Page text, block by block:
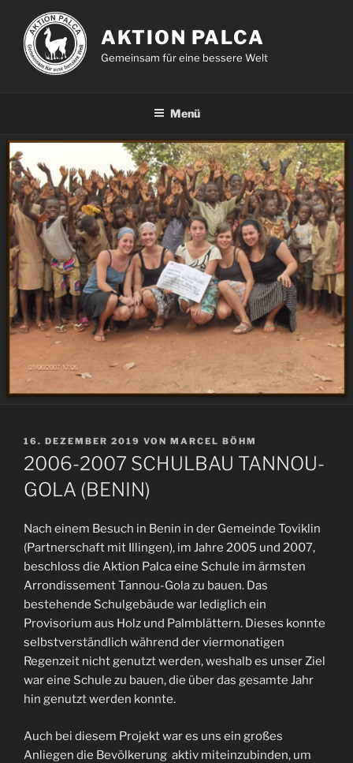
Inhalt
springen
AKTION PALCA
Gemeinsam für eine bessere Welt
Menü
VERÖFFENTLICHT
AM
16. DEZEMBER 2019 VON MARCEL BÖHM
2006-2007 SCHULBAU TANNOU-
GOLA (BENIN)
Nach einem Besuch in Benin in der Gemeinde Toviklin
(Partnerschaft mit Illingen), im Jahre 2005 und 2007,
beschloss die Aktion Palca eine Schule im ärmsten
Arrondissement Tannou-Gola zu bauen. Das
bestehende Schulgebäude war lediglich ein
Provisorium aus Holz und Palmblättern. Dieses konnte
selbstverständlich während der viermonatigen
Regenzeit nicht genutzt werden, weshalb es unser Ziel
war eine Schule zu bauen, die über das gesamte Jahr
hin genutzt werden konnte.
Auch bei diesem Projekt war es uns ein großes
Anliegen die Bevölkerung aktiv miteinzubinden, um